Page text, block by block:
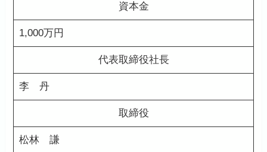
資本金
1,000万円
代表取締役社長
李 丹
取締役
松林 謙